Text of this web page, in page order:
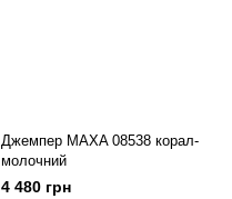
Джемпер MAXA 08538 корал-
молочний
4 480 грн